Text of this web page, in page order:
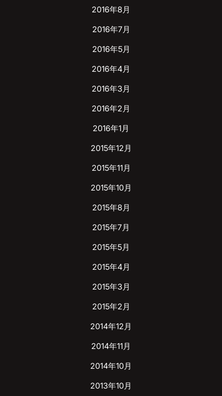
2016年8月
2016年7月
2016年5月
2016年4月
2016年3月
2016年2月
2016年1月
2015年12月
2015年11月
2015年10月
2015年8月
2015年7月
2015年5月
2015年4月
2015年3月
2015年2月
2014年12月
2014年11月
2014年10月
2013年10月